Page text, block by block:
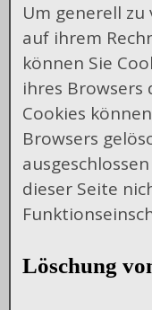
Um generell zu
auf ihrem
können Sie
ihres Browsers
Cookies
Browsers
dieser Seite
Löschung